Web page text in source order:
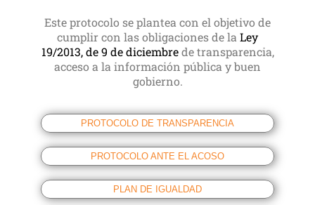
Este protocolo se plantea con el objetivo de
cumplir con las obligaciones de la Ley
19/2013, de 9 de diciembrede transparencia,
acceso a la información pública y buen
gobierno.
PROTOCOLO DE TRANSPARENCIA
PROTOCOLO ANTE EL ACOSO
PLAN DE IGUALDAD